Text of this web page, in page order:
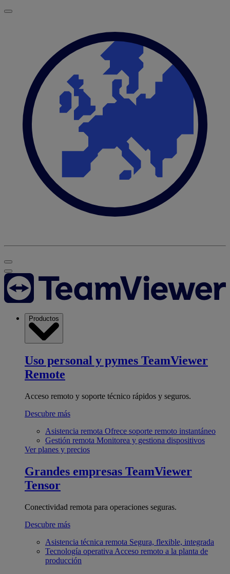
Productos
Uso personal y pymes TeamViewer
Remote
Acceso remoto y soporte técnico rápidos y seguros.
Descubre más
Asistencia remota Ofrece soporte remoto instantáneo
Gestión remota Monitorea y gestiona dispositivos
Ver planes y precios
Grandes empresas TeamViewer
Tensor
Conectividad remota para operaciones seguras.
Descubre más
Asistencia técnica remota Segura, flexible, integrada
Tecnología operativa Acceso remoto a la planta de
producción